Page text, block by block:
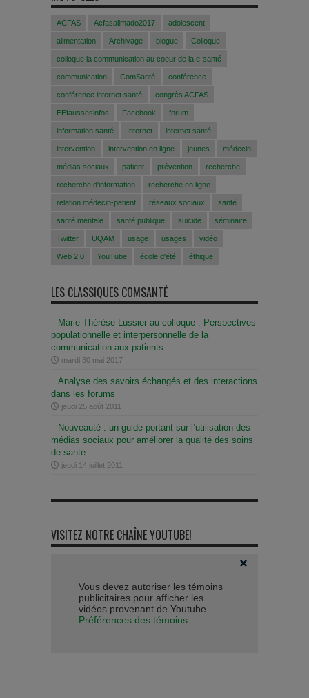
ACFAS Acfasalimado2017 adolescent
alimentation Archivage blogue Colloque
colloque la communication au coeur de la e-santé
communication ComSanté conférence
conférence internet santé congrès ACFAS
EEfaussesinfos Facebook forum
information santé Internet internet santé
intervention intervention en ligne jeunes médecin
médias sociaux patient prévention recherche
recherche d'information recherche en ligne
relation médecin-patient réseaux sociaux santé
santé mentale santé publique suicide séminaire
Twitter UQAM usage usages vidéo
Web 2.0 YouTube école d'été éthique
LES CLASSIQUES COMSANTÉ
Marie-Thérèse Lussier au colloque : Perspectives
populationnelle et interpersonnelle de la
communication aux patients
mardi 30 mai 2017
Analyse des savoirs échangés et des interactions
dans les forums
jeudi 25 août 2011
Nouveauté : un guide portant sur l’utilisation des
médias sociaux pour améliorer la qualité des soins
de santé
jeudi 14 juillet 2011
VISITEZ NOTRE CHAÎNE YOUTUBE!
Vous devez autoriser les témoins
publicitaires pour afficher les
vidéos provenant de Youtube.
Préférences des témoins